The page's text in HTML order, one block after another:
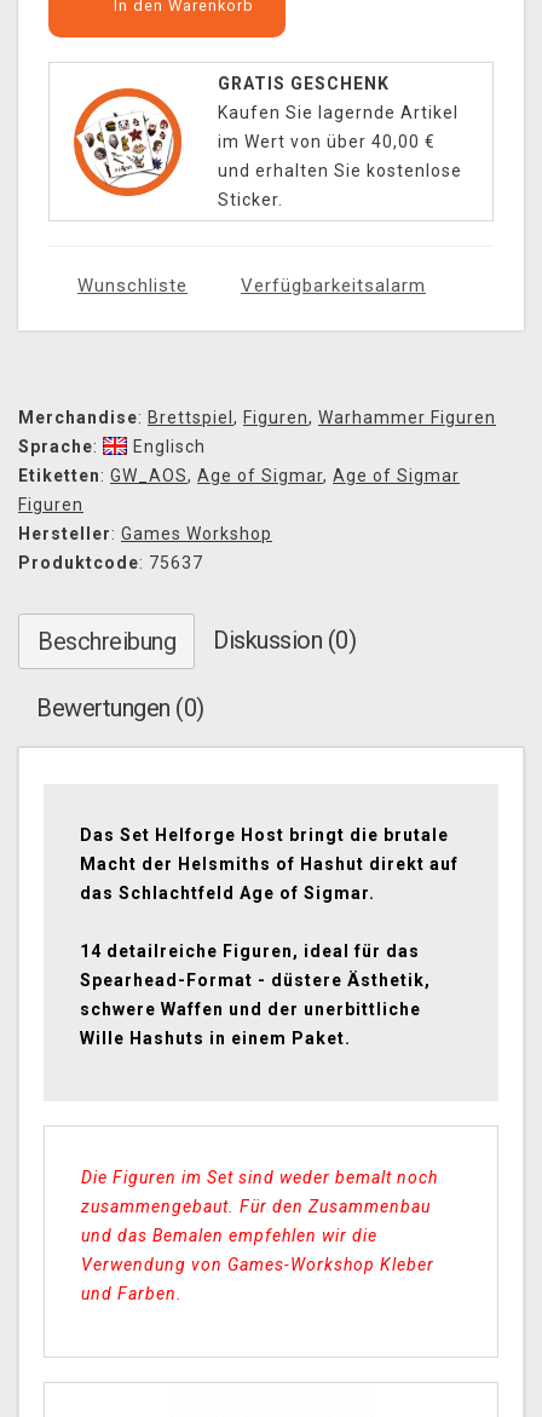
In den Warenkorb
GRATIS GESCHENK
Kaufen Sie lagernde Artikel
im Wert von über 40,00 €
und erhalten Sie kostenlose
Sticker.
Wunschliste Verfügbarkeitsalarm
Merchandise: Brettspiel , Figuren, Warhammer Figuren
Sprache:
Englisch
Etiketten: GW_AOS, Age of Sigmar, Age of Sigmar
Figuren
Hersteller: Games Workshop
Produktcode: 75637
Beschreibung Diskussion (0)
Bewertungen (0)
Das Set Helforge Host bringt die brutale
Macht der Helsmiths of Hashut direkt auf
das Schlachtfeld Age of Sigmar.
14 detailreiche Figuren, ideal für das
Spearhead-Format - düstere Ästhetik,
schwere Waffen und der unerbittliche
Wille Hashuts in einem Paket.
Die Figuren im Set sind weder bemalt noch
zusammengebaut. Für den Zusammenbau
und das Bemalen empfehlen wir die
Verwendung von Games-Workshop Kleber
und Farben.